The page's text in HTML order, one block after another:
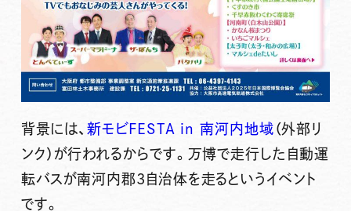
背景には、新モビFESTA in 南河内地域 （外部リ
ンク） が行われるからです。万博で走行した自動運
転バスが南河内郡3自治体を走るというイベント
です。